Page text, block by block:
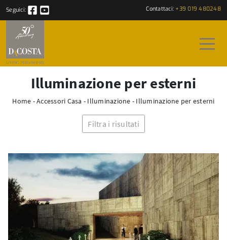
Seguici: Contattaci: +39 019 480248
Illuminazione per esterni
Home -Accessori Casa - Illuminazione - Illuminazione per esterni
Filtra i risultati